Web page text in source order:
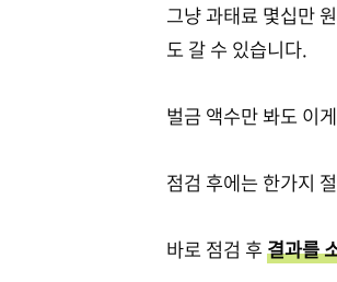
그냥 과태료 몇십만
도 갈 수 있습니다.
벌금 액수만 봐도 이
점검 후에는 한가지
바로 점검 후결과를